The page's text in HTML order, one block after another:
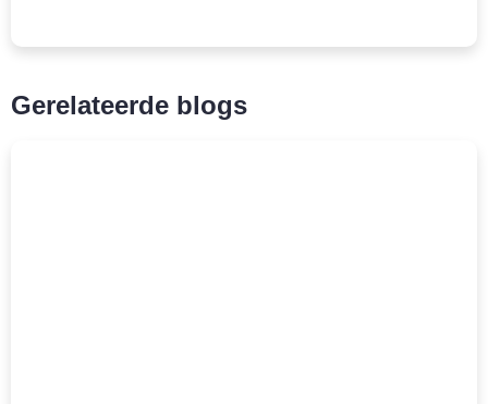
Gerelateerde blogs